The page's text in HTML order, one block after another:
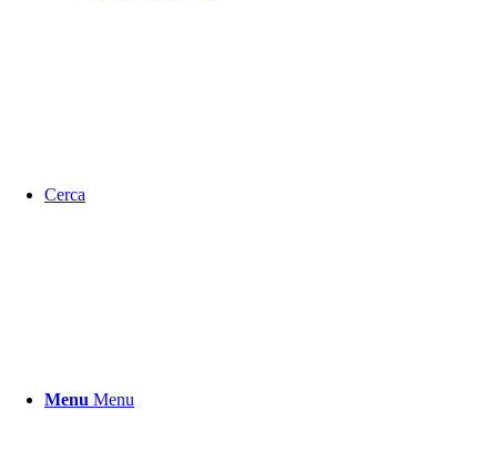
Cerca
Menu Menu